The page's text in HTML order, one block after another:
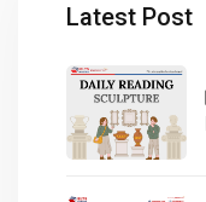
Latest Post